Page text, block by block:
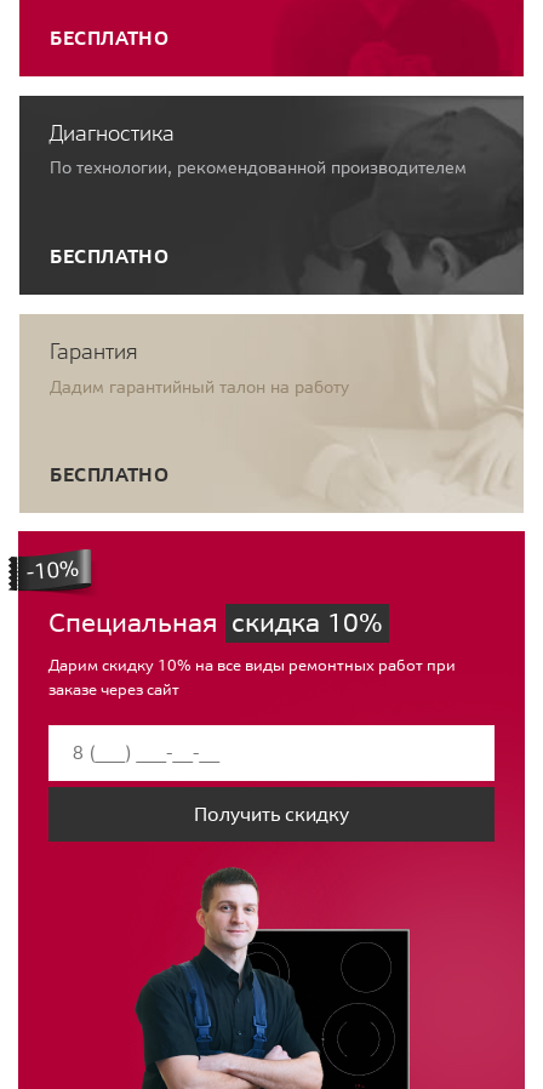
БЕСПЛАТНО
Диагностика
По технологии, рекомендованной производителем
БЕСПЛАТНО
Гарантия
Дадим гарантийный талон на работу
БЕСПЛАТНО
Специальная скидка 10%
Дарим скидку 10% на все виды ремонтных работ при
заказе через сайт
Получить скидку